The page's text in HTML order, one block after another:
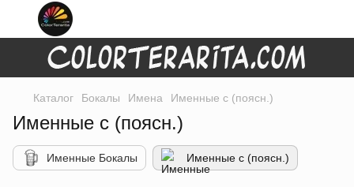
Каталог Бокалы Имена Именные с (поясн.)
Именные с (поясн.)
Именные Бокалы Именные с (поясн.)